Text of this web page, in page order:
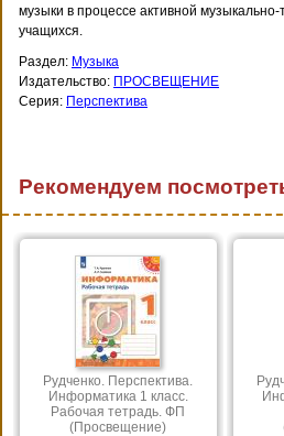
музыки в процессе активной музыкально-
учащихся.
Раздел: Музыка
Издательство: ПРОСВЕЩЕНИЕ
Серия: Перспектива
Рекомендуем
Рудченко. Перспектива.
Информатика 1 класс.
Рабочая тетрадь. ФП
(Просвещение)